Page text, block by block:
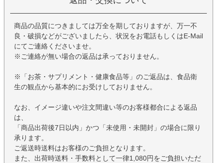
商品の品質につきましては万全を期しておりますが、万一不
良・破損などがございましたら、状況をお電話もしくはE-Mail
にてご連絡くださいませ。
※ご連絡が無い場合の返品は承っておりません。
※「お茶・サプリメント・健康食品等」のご返品は、食品衛
生の観点から基本的にお受けしておりません。
なお、イメージ違いや注文間違い等のお客様都合による返品
は、
「商品出荷後7日以内」かつ「未使用・未開封」の場合に限り
承ります。
ご返送時送料はお客様のご負担となります。
また、出荷時送料・手数料として一律1,080円をご負担いただ